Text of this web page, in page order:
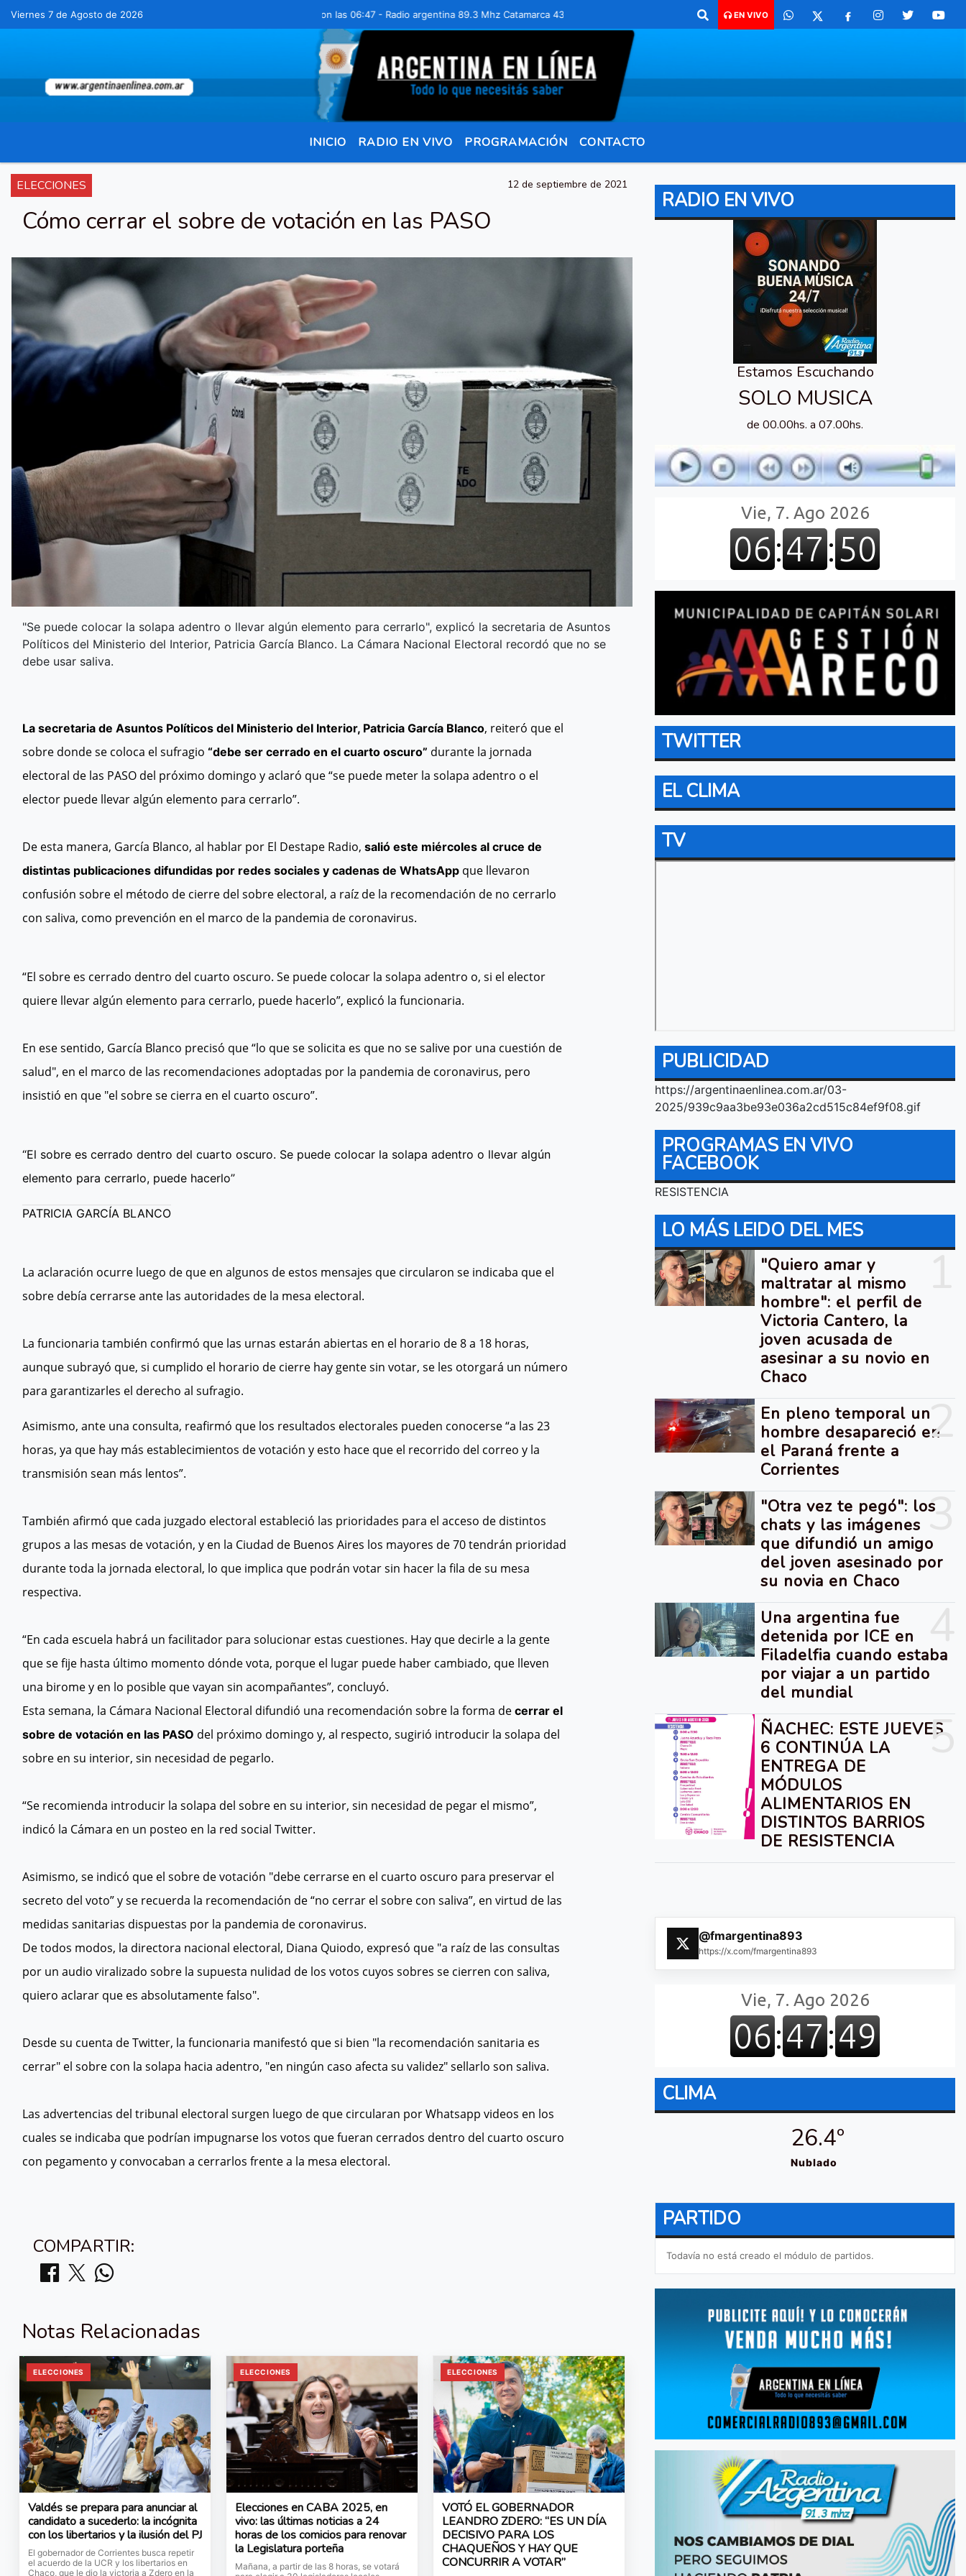
Viernes 7 de Agosto de 2026Hoy es Viernes 7 de Agosto de 2026 y son las 06:47 - Radio argentina 89.3 Mhz Catamarca 436 Resistencia Chaco para comunicarte 362 4879579 Radio argentina 89.3 Mhz Catamarca 436
EN VIVO
INICIO RADIO EN VIVO PROGRAMACIÓN CONTACTO
ELECCIONES 12 de septiembre de 2021
Cómo cerrar el sobre de votación en las PASO
"Se puede colocar la solapa adentro o llevar algún elemento para cerrarlo", explicó la secretaria de Asuntos
Políticos del Ministerio del Interior, Patricia García Blanco. La Cámara Nacional Electoral recordó que no se
debe usar saliva.
La secretaria de Asuntos Políticos del Ministerio del Interior, Patricia García Blanco, reiteró que el
sobre donde se coloca el sufragio “debe ser cerrado en el cuarto oscuro” durante la jornada
electoral de las PASO del próximo domingo y aclaró que “se puede meter la solapa adentro o el
elector puede llevar algún elemento para cerrarlo”.
De esta manera, García Blanco, al hablar por El Destape Radio, salió este miércoles al cruce de
distintas publicaciones difundidas por redes sociales y cadenas de WhatsApp que llevaron
confusión sobre el método de cierre del sobre electoral, a raíz de la recomendación de no cerrarlo
con saliva, como prevención en el marco de la pandemia de coronavirus.
“El sobre es cerrado dentro del cuarto oscuro. Se puede colocar la solapa adentro o, si el elector
quiere llevar algún elemento para cerrarlo, puede hacerlo”, explicó la funcionaria.
En ese sentido, García Blanco precisó que “lo que se solicita es que no se salive por una cuestión de
salud", en el marco de las recomendaciones adoptadas por la pandemia de coronavirus, pero
insistió en que "el sobre se cierra en el cuarto oscuro”.
“El sobre es cerrado dentro del cuarto oscuro. Se puede colocar la solapa adentro o llevar algún
elemento para cerrarlo, puede hacerlo”
PATRICIA GARCÍA BLANCO
La aclaración ocurre luego de que en algunos de estos mensajes que circularon se indicaba que el
sobre debía cerrarse ante las autoridades de la mesa electoral.
La funcionaria también confirmó que las urnas estarán abiertas en el horario de 8 a 18 horas,
aunque subrayó que, si cumplido el horario de cierre hay gente sin votar, se les otorgará un número
para garantizarles el derecho al sufragio.
Asimismo, ante una consulta, reafirmó que los resultados electorales pueden conocerse “a las 23
horas, ya que hay más establecimientos de votación y esto hace que el recorrido del correo y la
transmisión sean más lentos”.
También afirmó que cada juzgado electoral estableció las prioridades para el acceso de distintos
grupos a las mesas de votación, y en la Ciudad de Buenos Aires los mayores de 70 tendrán prioridad
durante toda la jornada electoral, lo que implica que podrán votar sin hacer la fila de su mesa
respectiva.
“En cada escuela habrá un facilitador para solucionar estas cuestiones. Hay que decirle a la gente
que se fije hasta último momento dónde vota, porque el lugar puede haber cambiado, que lleven
una birome y en lo posible que vayan sin acompañantes”, concluyó.
Esta semana, la Cámara Nacional Electoral difundió una recomendación sobre la forma de cerrar el
sobre de votación en las PASO del próximo domingo y, al respecto, sugirió introducir la solapa del
sobre en su interior, sin necesidad de pegarlo.
“Se recomienda introducir la solapa del sobre en su interior, sin necesidad de pegar el mismo”,
indicó la Cámara en un posteo en la red social Twitter.
Asimismo, se indicó que el sobre de votación "debe cerrarse en el cuarto oscuro para preservar el
secreto del voto” y se recuerda la recomendación de “no cerrar el sobre con saliva”, en virtud de las
medidas sanitarias dispuestas por la pandemia de coronavirus.
De todos modos, la directora nacional electoral, Diana Quiodo, expresó que "a raíz de las consultas
por un audio viralizado sobre la supuesta nulidad de los votos cuyos sobres se cierren con saliva,
quiero aclarar que es absolutamente falso".
Desde su cuenta de Twitter, la funcionaria manifestó que si bien "la recomendación sanitaria es
cerrar" el sobre con la solapa hacia adentro, "en ningún caso afecta su validez" sellarlo son saliva.
Las advertencias del tribunal electoral surgen luego de que circularan por Whatsapp videos en los
cuales se indicaba que podrían impugnarse los votos que fueran cerrados dentro del cuarto oscuro
con pegamento y convocaban a cerrarlos frente a la mesa electoral.
COMPARTIR:
Notas Relacionadas
ELECCIONES
Valdés se prepara para anunciar al
candidato a sucederlo: la incógnita
con los libertarios y la ilusión del PJ
El gobernador de Corrientes busca repetir
el acuerdo de la UCR y los libertarios en
Chaco, que le dio la victoria a Zdero en la
ELECCIONES
Elecciones en CABA 2025, en
vivo: las últimas noticias a 24
horas de los comicios para renovar
la Legislatura porteña
Mañana, a partir de las 8 horas, se votará
ELECCIONES
VOTÓ EL GOBERNADOR
LEANDRO ZDERO: “ES UN DÍA
DECISIVO PARA LOS
CHAQUEÑOS Y HAY QUE
CONCURRIR A VOTAR”
RADIO EN VIVO
Estamos Escuchando
SOLO MUSICA
de 00.00hs. a 07.00hs.
TWITTER
EL CLIMA
TV
PUBLICIDAD
https://argentinaenlinea.com.ar/03-
2025/939c9aa3be93e036a2cd515c84ef9f08.gif
PROGRAMAS EN VIVO
FACEBOOK
RESISTENCIA
LO MÁS LEIDO DEL MES
"Quiero amar y
maltratar al mismo
hombre": el perfil de
Victoria Cantero, la
joven acusada de
asesinar a su novio en
Chaco
2
En pleno temporal un
hombre desapareció en
el Paraná frente a
Corrientes
3
"Otra vez te pegó": los
chats y las imágenes
que difundió un amigo
del joven asesinado por
su novia en Chaco
Una argentina fue
detenida por ICE en
Filadelfia cuando estaba
por viajar a un partido
del mundial
5
ÑACHEC: ESTE JUEVES
6 CONTINÚA LA
ENTREGA DE
MÓDULOS
ALIMENTARIOS EN
DISTINTOS BARRIOS
DE RESISTENCIA
@fmargentina893
https://x.com/fmargentina893
CLIMA
26.4º
Nublado
PARTIDO
Todavía no está creado el módulo de partidos.